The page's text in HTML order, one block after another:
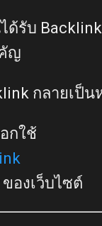
รับ
ญ
กลายเป็
กใช้
องเว็บไซต์